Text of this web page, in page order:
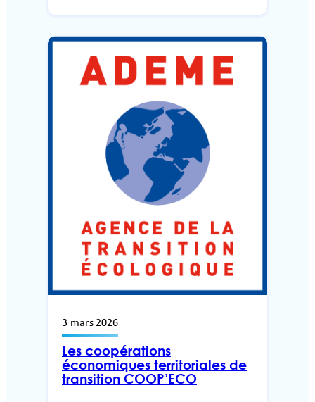
3 mars 2026
Les coopérations
économiques territoriales de
transition COOP’ECO